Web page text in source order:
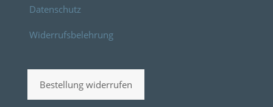
Datenschutz
Widerrufsbelehrung
Bestellung widerrufen